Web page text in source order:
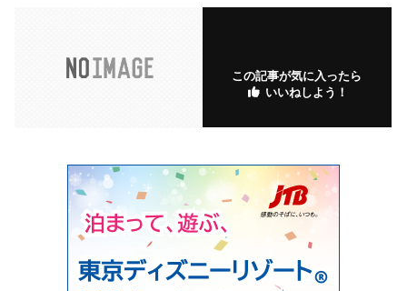
この記事が気に入ったら
いいねしよう！